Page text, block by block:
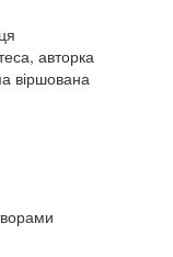
авторка
віршована